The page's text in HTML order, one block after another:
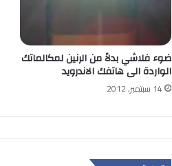
ضوء فلاشي بدلاً من الرنين لمكالماتك
الواردة الى هاتفك الاندرويد
14 سبتمبر, 2012